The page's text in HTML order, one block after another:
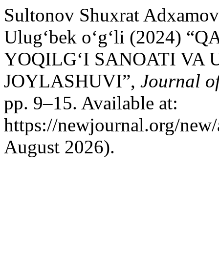
Sultonov Shuxrat
Ulug‘bek o‘g‘li (2024)
YOQILG‘I SANOATI VA
JOYLASHUVI”, Journal
pp. 9–15. Available at:
https://newjournal.org/
August 2026).